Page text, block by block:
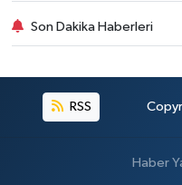
Son Dakika Haberleri
RSS
Haber